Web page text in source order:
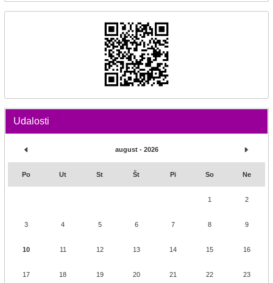
Udalosti
august - 2026
Po Ut St Št Pi So Ne
1 2
3 4 5 6 7 8 9
10 11 12 13 14 15 16
17 18 19 20 21 22 23